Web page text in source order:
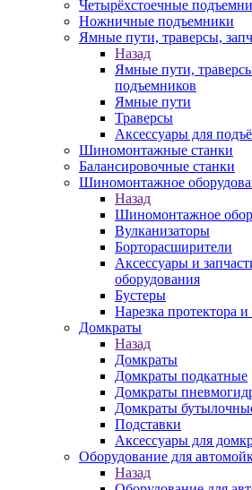
Четырёхстоечные
Ножничные подъемники
Ямные пути, траверсы,
Назад
Ямные пути,
подъемников
Ямные пути
Траверсы
Аксессуары для
Шиномонтажные станки
Балансировочные станки
Шиномонтажное
Назад
Шиномонтажное
Вулканизаторы
Борторасширители
Аксессуары и
оборудования
Бустеры
Нарезка протектора
Домкраты
Назад
Домкраты
Домкраты подкатные
Домкраты
Домкраты
Подставки
Аксессуары для
Оборудование для
Назад